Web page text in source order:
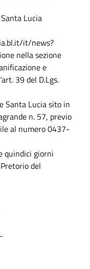
Lucia
it/news?
nella sezione
e
39 del D.Lgs.
Santa Lucia sito in
n. 57, previo
al numero 0437-
quindici giorni
del